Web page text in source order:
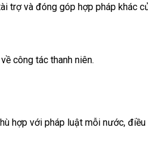
trợ và đóng góp hợp pháp khác
công tác thanh niên.
hợp với pháp luật mỗi nước,